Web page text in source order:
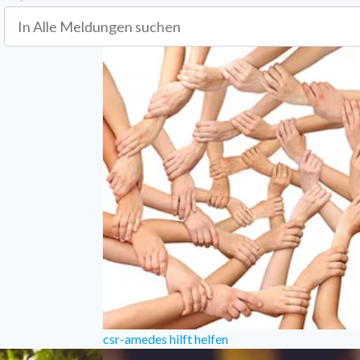
csr-amedes hilft helfen